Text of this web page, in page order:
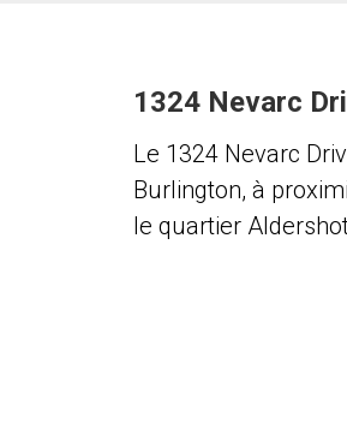
1324 Nevarc
Le 1324 Nevarc
Burlington, à
le quartier